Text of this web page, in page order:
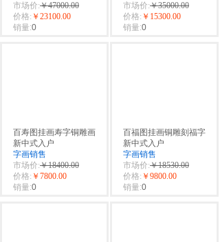
市场价:￥47000.00
价格: ￥23100.00
销量:0
市场价:￥35000.00
价格: ￥15300.00
销量:0
百寿图挂画寿字铜雕画
新中式入户
字画销售
市场价:￥18400.00
价格: ￥7800.00
销量:0
百福图挂画铜雕刻福字
新中式入户
字画销售
市场价:￥18530.00
价格: ￥9800.00
销量:0